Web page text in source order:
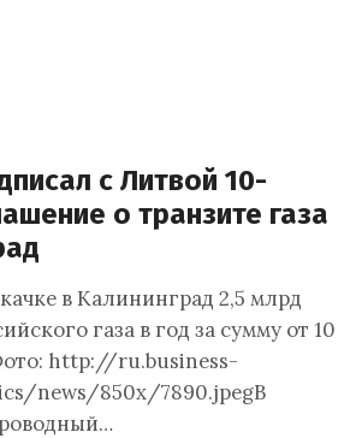
с Литвой 10-
о транзите газа
в Калининград 2,5 млрд
газа в год за сумму от 10
http://ru.business-
news/850x/7890.jpegВ